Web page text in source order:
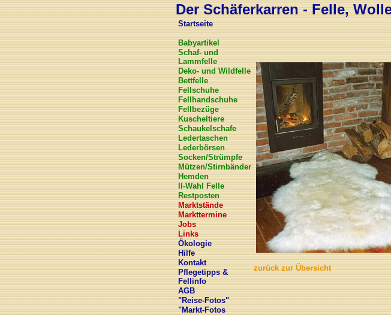
Der Schäferkarren - Felle,
Startseite
Babyartikel
Schaf- und
Lammfelle
Deko- und Wildfelle
Bettfelle
Fellschuhe
Fellhandschuhe
Fellbezüge
Kuscheltiere
Schaukelschafe
Ledertaschen
Lederbörsen
Socken/Strümpfe
Mützen/Stirnbänder
Hemden
II-Wahl Felle
Restposten
Marktstände
Markttermine
Jobs
Links
Ökologie
Hilfe
Kontakt
Pflegetipps &
Fellinfo
AGB
"Reise-Fotos"
"Markt-Fotos
zurück zur Übersicht